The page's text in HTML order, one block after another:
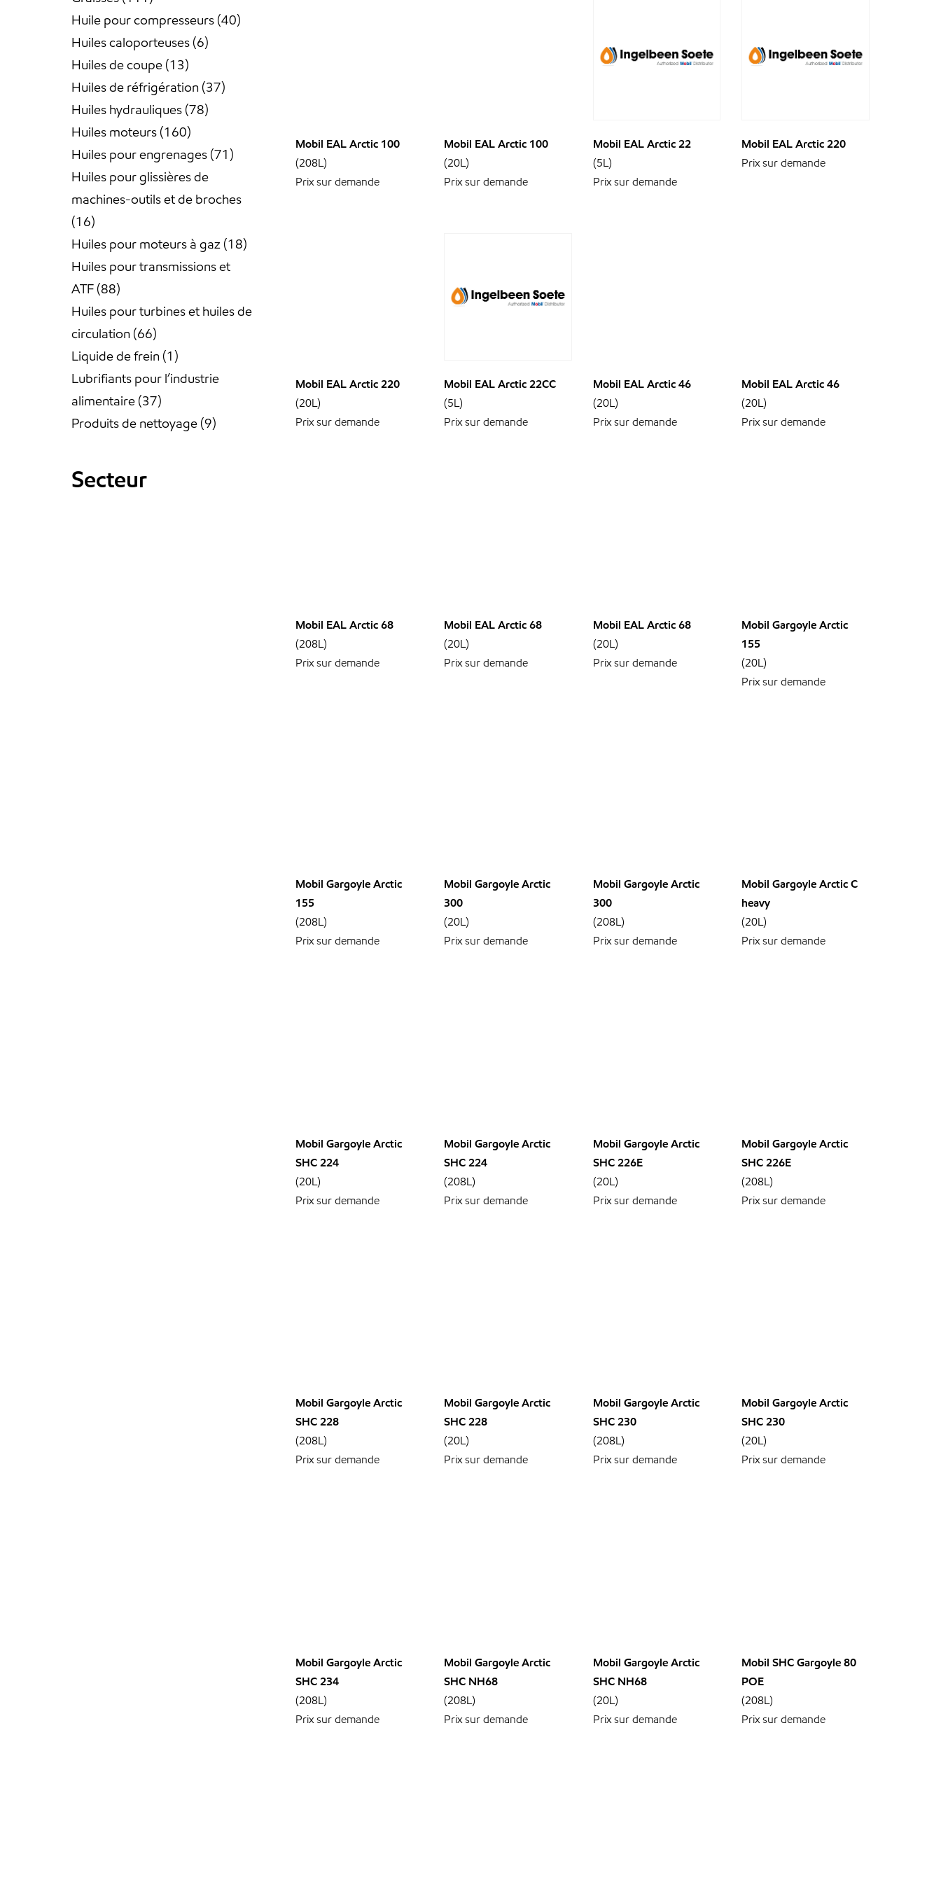
Huile pour compresseurs 40
Huiles caloporteuses 6
Huiles de coupe 13
Huiles de réfrigération 37
Huiles hydrauliques 78
Huiles moteurs 160
Huiles pour engrenages 71
Huiles pour glissières de
machines-outils et de broches
16
Huiles pour moteurs à gaz 18
Huiles pour transmissions et
ATF 88
Huiles pour turbines et huiles de
circulation 66
Liquide de frein 1
Lubrifiants pour l’industrie
alimentaire 37
Produits de nettoyage 9
Secteur
Mobil EAL Arctic 100
(208L)
Prix sur demande
Mobil EAL Arctic 100
(20L)
Prix sur demande
Mobil EAL Arctic 22
(5L)
Prix sur demande
Mobil EAL Arctic 220
Prix sur demande
Mobil EAL Arctic 220
(20L)
Prix sur demande
Mobil EAL Arctic 22CC
(5L)
Prix sur demande
Mobil EAL Arctic 46
(20L)
Prix sur demande
Mobil EAL Arctic 46
(20L)
Prix sur demande
Mobil EAL Arctic 68
(208L)
Prix sur demande
Mobil EAL Arctic 68
(20L)
Prix sur demande
Mobil EAL Arctic 68
(20L)
Prix sur demande
Mobil Gargoyle Arctic
155
(20L)
Prix sur demande
Mobil Gargoyle Arctic
155
(208L)
Prix sur demande
Mobil Gargoyle Arctic
300
(20L)
Prix sur demande
Mobil Gargoyle Arctic
300
(208L)
Prix sur demande
Mobil Gargoyle Arctic C
heavy
(20L)
Prix sur demande
Mobil Gargoyle Arctic
SHC 224
(20L)
Prix sur demande
Mobil Gargoyle Arctic
SHC 224
(208L)
Prix sur demande
Mobil Gargoyle Arctic
SHC 226E
(20L)
Prix sur demande
Mobil Gargoyle Arctic
SHC 226E
(208L)
Prix sur demande
Mobil Gargoyle Arctic
SHC 228
(208L)
Prix sur demande
Mobil Gargoyle Arctic
SHC 228
(20L)
Prix sur demande
Mobil Gargoyle Arctic
SHC 230
(208L)
Prix sur demande
Mobil Gargoyle Arctic
SHC 230
(20L)
Prix sur demande
Mobil Gargoyle Arctic
SHC 234
(208L)
Prix sur demande
Mobil Gargoyle Arctic
SHC NH68
(208L)
Prix sur demande
Mobil Gargoyle Arctic
SHC NH68
(20L)
Prix sur demande
Mobil SHC Gargoyle 80
POE
(208L)
Prix sur demande